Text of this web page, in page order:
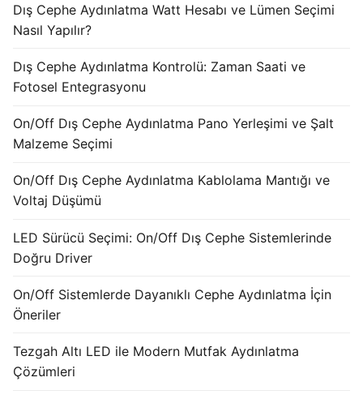
Dış Cephe Aydınlatma Watt Hesabı ve Lümen Seçimi
Nasıl Yapılır?
Dış Cephe Aydınlatma Kontrolü: Zaman Saati ve
Fotosel Entegrasyonu
On/Off Dış Cephe Aydınlatma Pano Yerleşimi ve Şalt
Malzeme Seçimi
On/Off Dış Cephe Aydınlatma Kablolama Mantığı ve
Voltaj Düşümü
LED Sürücü Seçimi: On/Off Dış Cephe Sistemlerinde
Doğru Driver
On/Off Sistemlerde Dayanıklı Cephe Aydınlatma İçin
Öneriler
Tezgah Altı LED ile Modern Mutfak Aydınlatma
Çözümleri